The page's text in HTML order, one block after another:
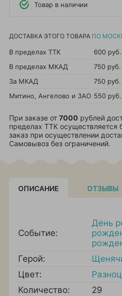
Товар в наличии
ДОСТАВКА ЭТОГО ТОВАРА ПО
В пределах ТТК 600 руб.
В пределах МКАД
750 руб.
За МКАД
750
Митино, Ангелово и ЗАО 550 руб.
При заказе от 7000 рублей
пределах ТТК осуществляется
заказ при осуществлении
Самовывоз без ограничений.
ОПИСАНИЕ ОТЗЫВЫ
Событие:
День
Герой:
Цвет:
Количество:
29